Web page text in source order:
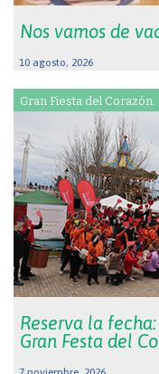
Nos vamos de
10 agosto, 2026
Gran Fiesta del Corazón.
Reserva la
Gran Festa del